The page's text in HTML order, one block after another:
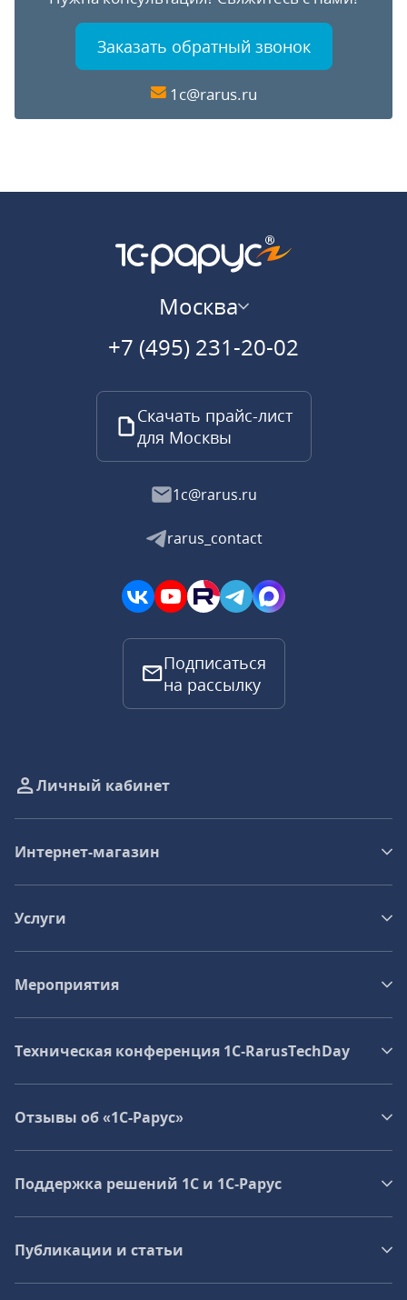
Заказать обратный звонок
1c@rarus.ru
Москва
+7 (495) 231-20-02
Скачать прайс-лист
для Москвы
1c@rarus.ru
rarus_contact
Подписаться
на рассылку
Личный кабинет
Интернет-магазин
Услуги
Мероприятия
Техническая конференция 1C‑RarusTechDay
Отзывы об «1С-Рарус»
Поддержка решений 1С и 1С‑Рарус
Публикации и статьи